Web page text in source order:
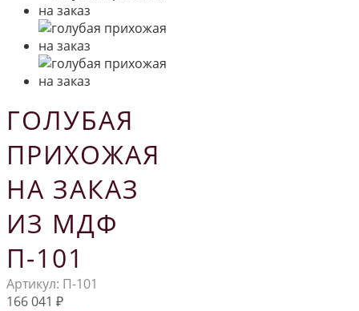
ГОЛУБАЯ
ПРИХОЖАЯ
НА ЗАКАЗ
ИЗ МДФ
П-101
Артикул: П-101
166 041 ₽